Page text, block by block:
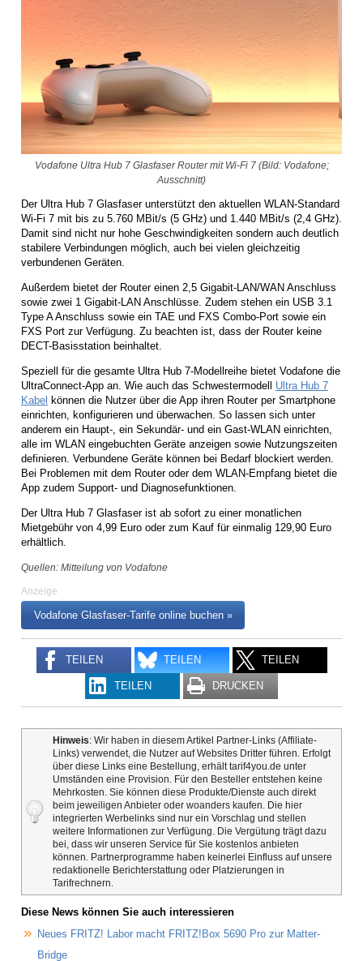
Vodafone Ultra Hub 7 Glasfaser Router mit Wi-Fi 7 (Bild: Vodafone;
Ausschnitt)
Der Ultra Hub 7 Glasfaser unterstützt den aktuellen WLAN-Standard
Wi-Fi 7 mit bis zu 5.760 MBit/s (5 GHz) und 1.440 MBit/s (2,4 GHz).
Damit sind nicht nur hohe Geschwindigkeiten sondern auch deutlich
stabilere Verbindungen möglich, auch bei vielen gleichzeitig
verbundenen Geräten.
Außerdem bietet der Router einen 2,5 Gigabit-LAN/WAN Anschluss
sowie zwei 1 Gigabit-LAN Anschlüsse. Zudem stehen ein USB 3.1
Type A Anschluss sowie ein TAE und FXS Combo-Port sowie ein
FXS Port zur Verfügung. Zu beachten ist, dass der Router keine
DECT-Basisstation beinhaltet.
Speziell für die gesamte Ultra Hub 7-Modellreihe bietet Vodafone die
UltraConnect-App an. Wie auch das Schwestermodell Ultra Hub 7
Kabel können die Nutzer über die App ihren Router per Smartphone
einrichten, konfigurieren und überwachen. So lassen sich unter
anderem ein Haupt-, ein Sekundär- und ein Gast-WLAN einrichten,
alle im WLAN eingebuchten Geräte anzeigen sowie Nutzungszeiten
definieren. Verbundene Geräte können bei Bedarf blockiert werden.
Bei Problemen mit dem Router oder dem WLAN-Empfang bietet die
App zudem Support- und Diagnosefunktionen.
Der Ultra Hub 7 Glasfaser ist ab sofort zu einer monatlichen
Mietgebühr von 4,99 Euro oder zum Kauf für einmalig 129,90 Euro
erhältlich.
Quellen: Mitteilung von Vodafone
Anzeige
Vodafone Glasfaser-Tarife online buchen »
TEILEN TEILEN TEILEN
TEILEN DRUCKEN
Hinweis: Wir haben in diesem Artikel Partner-Links (Affiliate-
Links) verwendet, die Nutzer auf Websites Dritter führen. Erfolgt
über diese Links eine Bestellung, erhält tarif4you.de unter
Umständen eine Provision. Für den Besteller entstehen keine
Mehrkosten. Sie können diese Produkte/Dienste auch direkt
beim jeweiligen Anbieter oder woanders kaufen. Die hier
integrierten Werbelinks sind nur ein Vorschlag und stellen
weitere Informationen zur Verfügung. Die Vergütung trägt dazu
bei, dass wir unseren Service für Sie kostenlos anbieten
können. Partnerprogramme haben keinerlei Einfluss auf unsere
redaktionelle Berichterstattung oder Platzierungen in
Tarifrechnern.
Diese News können Sie auch interessieren
Neues FRITZ! Labor macht FRITZ!Box 5690 Pro zur Matter-
Bridge